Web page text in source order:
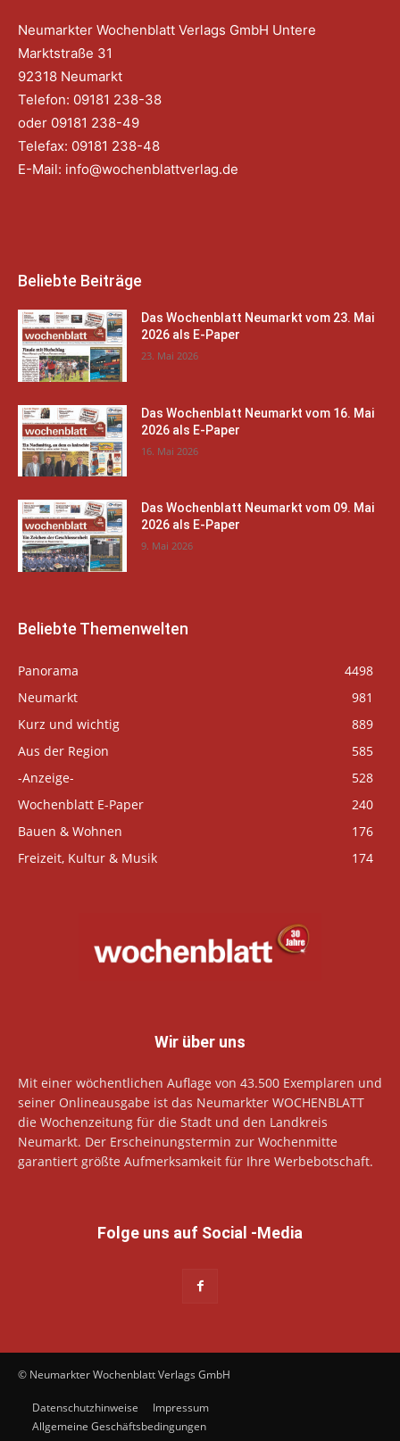
Neumarkter Wochenblatt Verlags GmbH Untere
Marktstraße 31
92318 Neumarkt
Telefon: 09181 238-38
oder 09181 238-49
Telefax: 09181 238-48
E-Mail: info@wochenblattverlag.de
Beliebte Beiträge
Das Wochenblatt Neumarkt vom 23. Mai
2026 als E-Paper
23. Mai 2026
Das Wochenblatt Neumarkt vom 16. Mai
2026 als E-Paper
16. Mai 2026
Das Wochenblatt Neumarkt vom 09. Mai
2026 als E-Paper
9. Mai 2026
Beliebte Themenwelten
Panorama
4498
Neumarkt
981
Kurz und wichtig
889
Aus der Region
585
-Anzeige-
528
Wochenblatt E-Paper
240
Bauen & Wohnen
176
Freizeit, Kultur & Musik
174
Wir über uns
Mit einer wöchentlichen Auflage von 43.500 Exemplaren und
seiner Onlineausgabe ist das Neumarkter WOCHENBLATT
die Wochenzeitung für die Stadt und den Landkreis
Neumarkt. Der Erscheinungstermin zur Wochenmitte
garantiert größte Aufmerksamkeit für Ihre Werbebotschaft.
Folge uns auf Social -Media
© Neumarkter Wochenblatt Verlags GmbH
Datenschutzhinweise
Impressum
Allgemeine Geschäftsbedingungen